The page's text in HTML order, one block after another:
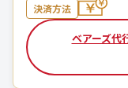
決済方法
ベアーズ代